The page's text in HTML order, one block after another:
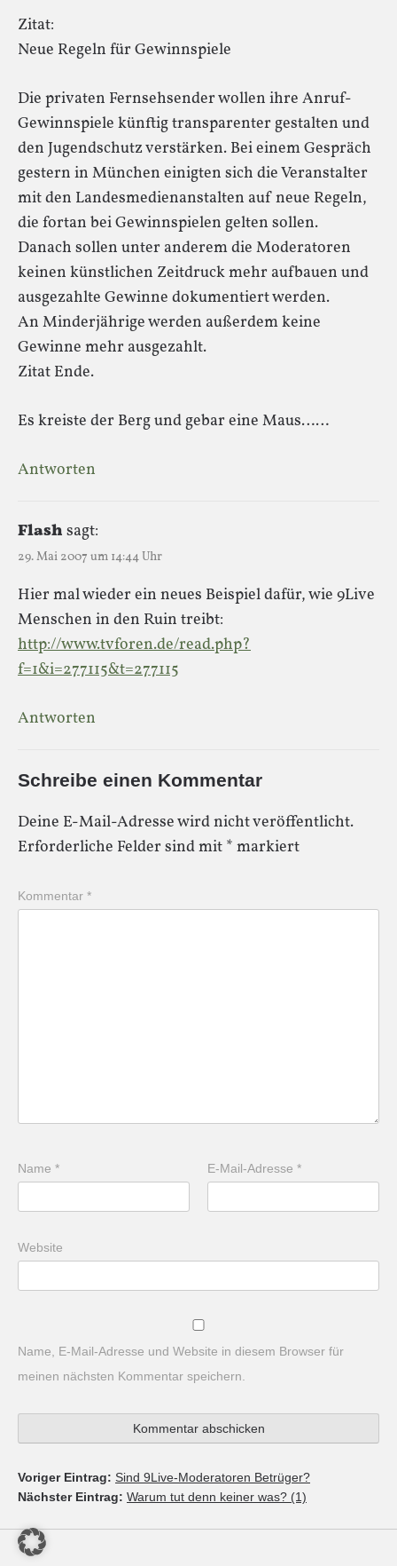
Zitat:
Neue Regeln für Gewinnspiele
Die privaten Fernsehsender wollen ihre Anruf-
Gewinnspiele künftig transparenter gestalten und
den Jugendschutz verstärken. Bei einem Gespräch
gestern in München einigten sich die Veranstalter
mit den Landesmedienanstalten auf neue Regeln,
die fortan bei Gewinnspielen gelten sollen.
Danach sollen unter anderem die Moderatoren
keinen künstlichen Zeitdruck mehr aufbauen und
ausgezahlte Gewinne dokumentiert werden.
An Minderjährige werden außerdem keine
Gewinne mehr ausgezahlt.
Zitat Ende.
Es kreiste der Berg und gebar eine Maus……
Antworten
Flash sagt:
29. Mai 2007 um 14:44 Uhr
Hier mal wieder ein neues Beispiel dafür, wie 9Live
Menschen in den Ruin treibt:
http://www.tvforen.de/read.php?
f=1&i=277115&t=277115
Antworten
Schreibe einen Kommentar
Deine E-Mail-Adresse wird nicht veröffentlicht.
Erforderliche Felder sind mit * markiert
Kommentar *
Name * E-Mail-Adresse*
Website
Name, E-Mail-Adresse und Website in diesem Browser für
meinen nächsten Kommentar speichern.
Voriger Eintrag: Sind 9Live-Moderatoren Betrüger?
Nächster Eintrag: Warum tut denn keiner was? (1)